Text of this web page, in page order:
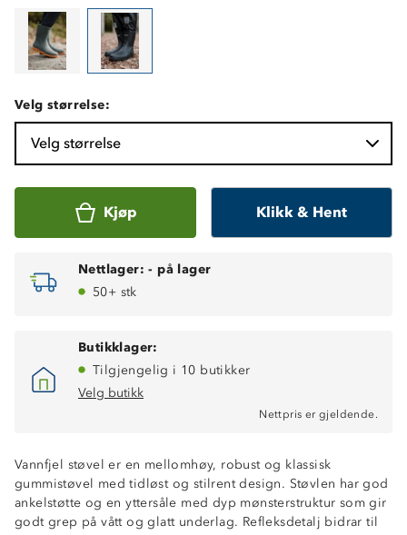
Velg størrelse:
Velg størrelse
Kjøp Klikk & Hent
Nettlager: - på lager
50+ stk
Butikklager:
Tilgjengelig i 10 butikker
Velg butikk
Nettpris er gjeldende.
Vannfjel støvel er en mellomhøy, robust og klassisk
gummistøvel med tidløst og stilrent design. Støvlen har god
ankelstøtte og en yttersåle med dyp mønsterstruktur som gir
godt grep på vått og glatt underlag. Refleksdetalj bidrar til